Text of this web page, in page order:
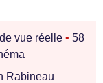
vue réelle • 58
Rabineau